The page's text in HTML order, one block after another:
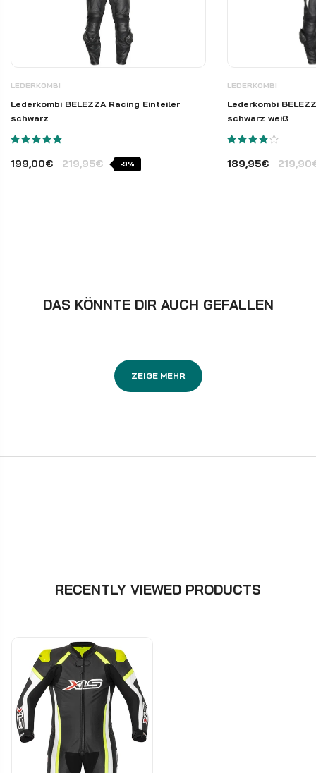
LEDERKOMBI
Lederkombi BELEZZA Racing Einteiler
schwarz
199,00€ 219,95€ -9%
LEDERKOMBI
Lederkombi
schwarz weiß
189,95€
DAS KÖNNTE DIR AUCH GEFALLEN
ZEIGE MEHR
RECENTLY VIEWED PRODUCTS